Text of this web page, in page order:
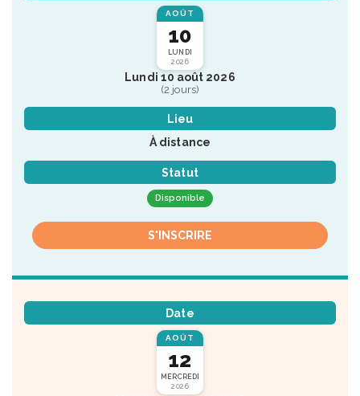
AOÛT
10
LUNDI
2026
Lundi 10 août 2026
(2 jours)
Lieu
À distance
Statut
Disponible
S'INSCRIRE
Date
AOÛT
12
MERCREDI
2026